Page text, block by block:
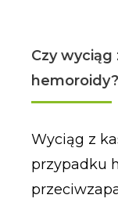
Czy
hemoroidy?
Wyciąg z
przypadku